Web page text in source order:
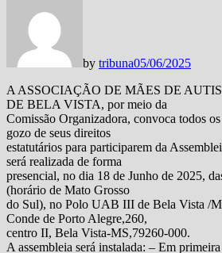
by tribuna05/06/2025
A ASSOCIAÇÃO DE MÃES DE
DE BELA VISTA, por meio da
Comissão Organizadora, convoca todos
gozo de seus direitos
estatutários para participarem da
será realizada de forma
presencial, no dia 18 de Junho de 2025,
(horário de Mato Grosso
do Sul), no Polo UAB III de Bela Vista /
Conde de Porto Alegre,260,
centro II, Bela Vista-MS,79260-000.
A assembleia será instalada: – Em